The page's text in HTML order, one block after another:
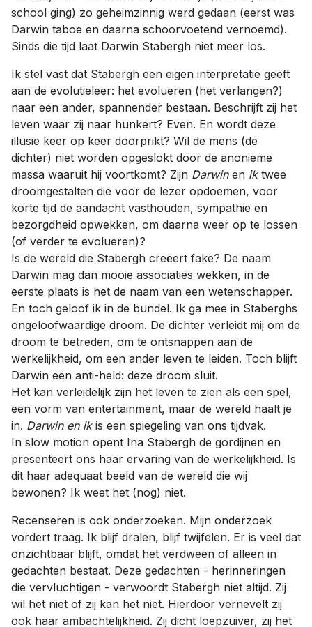
school ging) zo geheimzinnig werd gedaan (eerst was
Darwin taboe en daarna schoorvoetend vernoemd).
Sinds die tijd laat Darwin Stabergh niet meer los.
Ik stel vast dat Stabergh een eigen interpretatie geeft
aan de evolutieleer: het evolueren (het verlangen?)
naar een ander, spannender bestaan. Beschrijft zij het
leven waar zij naar hunkert? Even. En wordt deze
illusie keer op keer doorprikt? Wil de mens (de
dichter) niet worden opgeslokt door de anonieme
massa waaruit hij voortkomt? Zijn Darwinen iktwee
droomgestalten die voor de lezer opdoemen, voor
korte tijd de aandacht vasthouden, sympathie en
bezorgdheid opwekken, om daarna weer op te lossen
(of verder te evolueren)?
Is de wereld die Stabergh creëert fake? De naam
Darwin mag dan mooie associaties wekken, in de
eerste plaats is het de naam van een wetenschapper.
En toch geloof ik in de bundel. Ik ga mee in Staberghs
ongeloofwaardige droom. De dichter verleidt mij om de
droom te betreden, om te ontsnappen aan de
werkelijkheid, om een ander leven te leiden. Toch blijft
Darwin een anti-held: deze droom sluit.
Het kan verleidelijk zijn het leven te zien als een spel,
een vorm van entertainment, maar de wereld haalt je
in. Darwin en ikis een spiegeling van ons tijdvak.
In slow motion opent Ina Stabergh de gordijnen en
presenteert ons haar ervaring van de werkelijkheid. Is
dit haar adequaat beeld van de wereld die wij
bewonen? Ik weet het (nog) niet.
Recenseren is ook onderzoeken. Mijn onderzoek
vordert traag. Ik blijf dralen, blijf twijfelen. Er is veel dat
onzichtbaar blijft, omdat het verdween of alleen in
gedachten bestaat. Deze gedachten - herinneringen
die vervluchtigen - verwoordt Stabergh niet altijd. Zij
wil het niet of zij kan het niet. Hierdoor vernevelt zij
ook haar ambachtelijkheid. Zij dicht loepzuiver, zij het